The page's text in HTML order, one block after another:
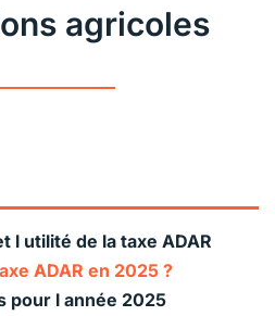
agricoles
l utilité de la taxe ADAR
ADAR en 2025 ?
pour l année 2025